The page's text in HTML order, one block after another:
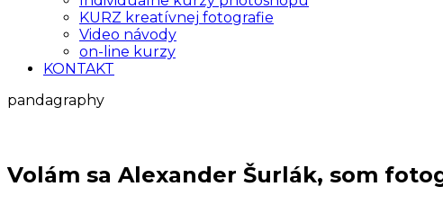
KURZ kreatívnej fotografie
Video návody
on-line kurzy
KONTAKT
pandagraphy
Volám sa Alexander Šurlák, som